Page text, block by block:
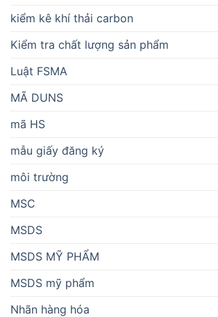
kiểm kê khí thải carbon
Kiểm tra chất lượng sản phẩm
Luật FSMA
MÃ DUNS
mã HS
mẫu giấy đăng ký
môi trường
MSC
MSDS
MSDS MỸ PHẨM
MSDS mỹ phẩm
Nhãn hàng hóa